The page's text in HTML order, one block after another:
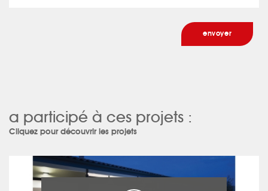
a participé à ces projets :
Cliquez pour découvrir les projets